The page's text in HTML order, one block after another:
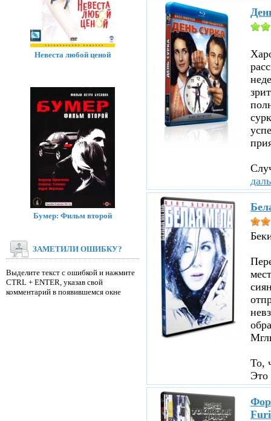
То,
Невеста любой ценой
Бумер: Фильм второй
ЗАМЕТИЛИ ОШИБКУ?
Выделите текст с ошибкой и нажмите
CTRL + ENTER, указав свой
комментарий в появившемся окне